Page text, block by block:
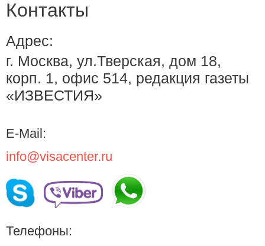
Контакты
Адрес:
г. Москва, ул.Тверская, дом 18,
корп. 1, офис 514, редакция газеты
«ИЗВЕСТИЯ»
E-Mail:
info@visacenter.ru
Телефоны: